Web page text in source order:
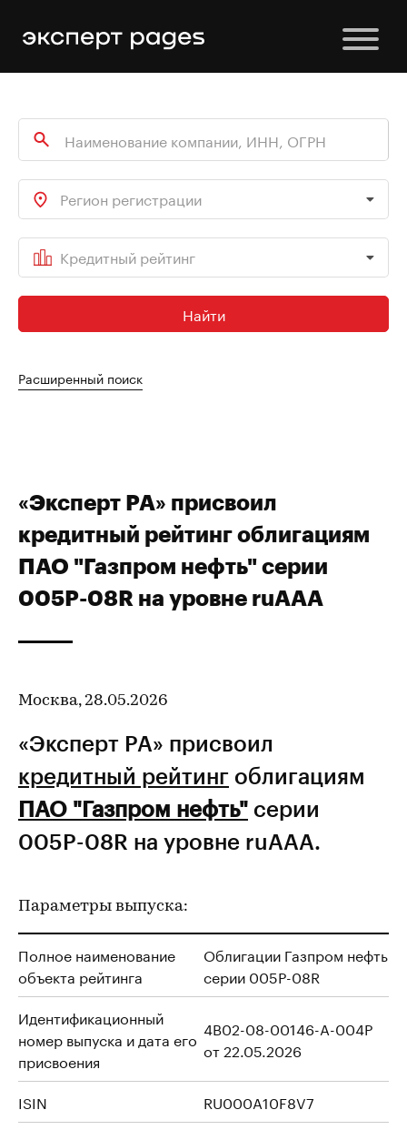
Регион регистрации
Кредитный рейтинг
Найти
Расширенный поиск
«Эксперт РА» присвоил
кредитный рейтинг облигациям
ПАО "Газпром нефть" серии
005Р-08R на уровне ruAAA
Москва, 28.05.2026
«Эксперт РА» присвоил
кредитный рейтинг облигациям
ПАО "Газпром нефть" серии
005Р-08R на уровне ruAAA.
Параметры выпуска:
Полное наименование
объекта рейтинга
Облигации Газпром нефть
серии 005Р-08R
Идентификационный
номер выпуска и дата его
присвоения
4B02-08-00146-А-004Р
от 22.05.2026
ISIN
RU000A10F8V7